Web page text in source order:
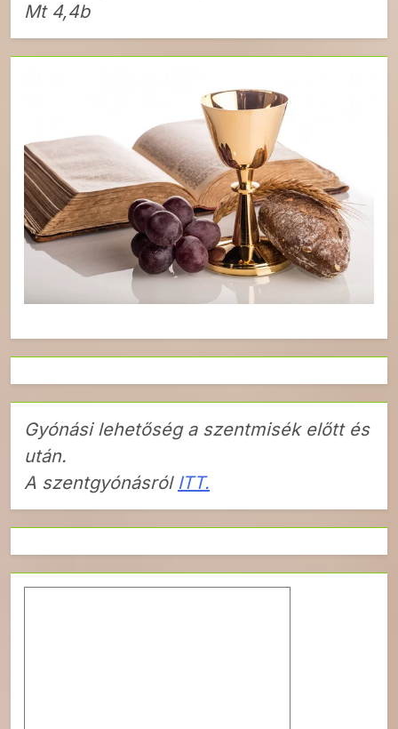
Mt 4,4b
Gyónási lehetőség a szentmisék előtt és
után.
A szentgyónásról ITT.